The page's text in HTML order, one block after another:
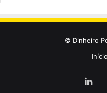
© Dinheiro
Início